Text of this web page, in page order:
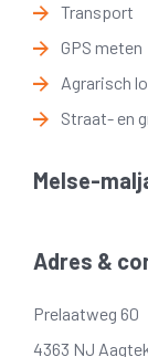
Transport
GPS meten
Agrarisch
Straat- en
Melse-
Adres &
Prelaatweg 60
4363 NJ